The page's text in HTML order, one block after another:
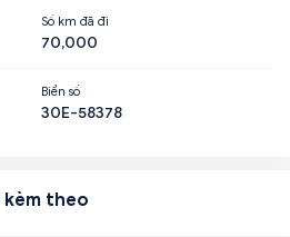
Số km đã đi
70,000
Biển số
30E-58378
kèm theo